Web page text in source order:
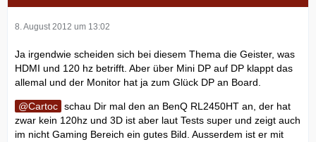
8. August 2012 um 13:02
Ja irgendwie scheiden sich bei diesem Thema die Geister, was
HDMI und 120 hz betrifft. Aber über Mini DP auf DP klappt das
allemal und der Monitor hat ja zum Glück DP an Board.
Cartoc schau Dir mal den an BenQ RL2450HT an, der hat
zwar kein 120hz und 3D ist aber laut Tests super und zeigt auch
im nicht Gaming Bereich ein gutes Bild. Ausserdem ist er mit